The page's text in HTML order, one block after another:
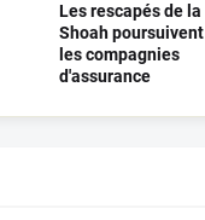
Les rescapés de la
Shoah poursuivent
les compagnies
d'assurance